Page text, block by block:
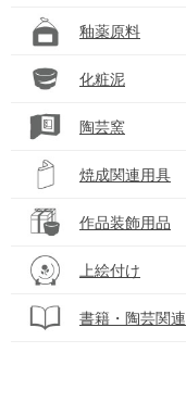
釉薬原料
化粧泥
陶芸窯
焼成関連用具
作品装飾用品
上絵付け
書籍・陶芸関連